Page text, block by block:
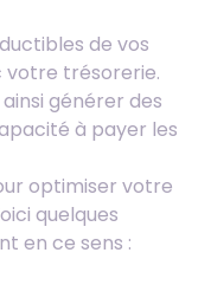
de vos
votre trésorerie.
générer des
à payer les
optimiser votre
quelques
en ce sens :